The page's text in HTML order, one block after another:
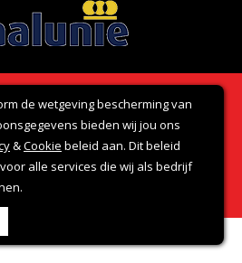
de wetgeving bescherming van
bieden wij jou ons
&Cookie beleid aan. Dit beleid
alle services die wij als bedrijf
Emmeloord |
Nova Septem Websites&
Marketing